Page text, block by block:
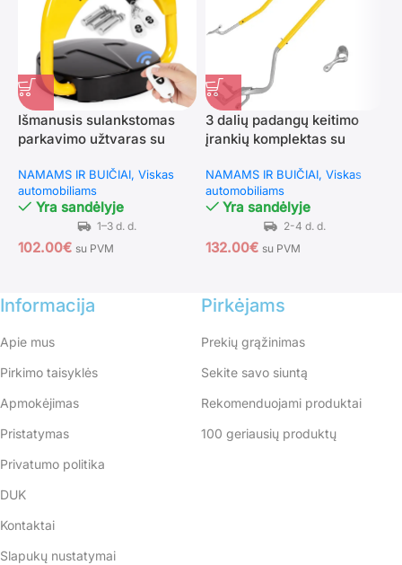
Išmanusis sulankstomas
parkavimo užtvaras su
NAMAMS IR BUIČIAI Viskas
automobiliams
Yra sandėlyje
102.00€ su PVM
3 dalių padangų keitimo
įrankių komplektas su
(Geltona)
NAMAMS IR BUIČIAI Viskas
automobiliams
Yra sandėlyje
132.00€ su PVM
Informacija
Apie mus
Pirkimo taisyklės
Apmokėjimas
Pristatymas
Privatumo politika
DUK
Kontaktai
Slapukų nustatymai
Pirkėjams
Prekių grąžinimas
Sekite savo siuntą
Rekomenduojami produktai
100 geriausių produktų